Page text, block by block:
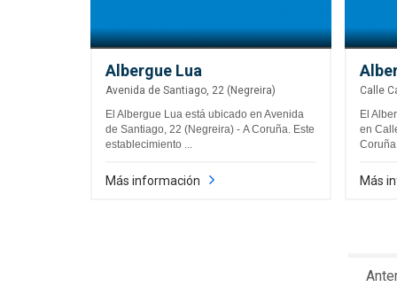
Albergue Lua
Avenida de Santiago, 22 (Negreira)
El Albergue Lua está ubicado en Avenida
de Santiago, 22 (Negreira) - A Coruña. Este
establecimiento ...
Más información
Calle
El
en
Más